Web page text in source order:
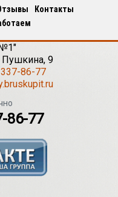
Контакты
Пушкина, 9
86-77
86-77